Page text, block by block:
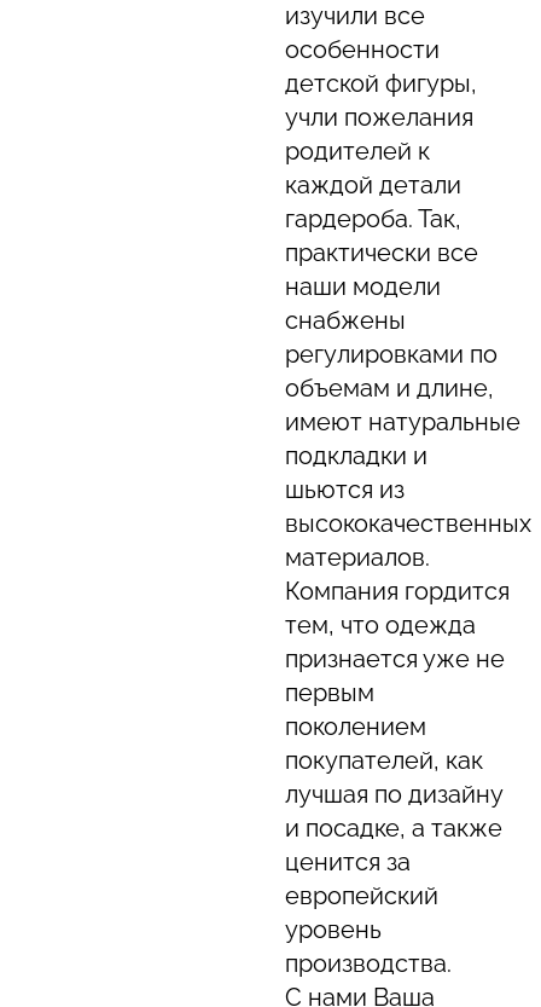
изучили все
особенности
детской фигуры,
учли пожелания
родителей к
каждой детали
гардероба. Так,
практически все
наши модели
снабжены
регулировками по
объемам и длине,
имеют натуральные
подкладки и
шьются из
высококачественных
материалов.
Компания гордится
тем, что одежда
признается уже не
первым
поколением
покупателей, как
лучшая по дизайну
и посадке, а также
ценится за
европейский
уровень
производства.
С нами Ваша